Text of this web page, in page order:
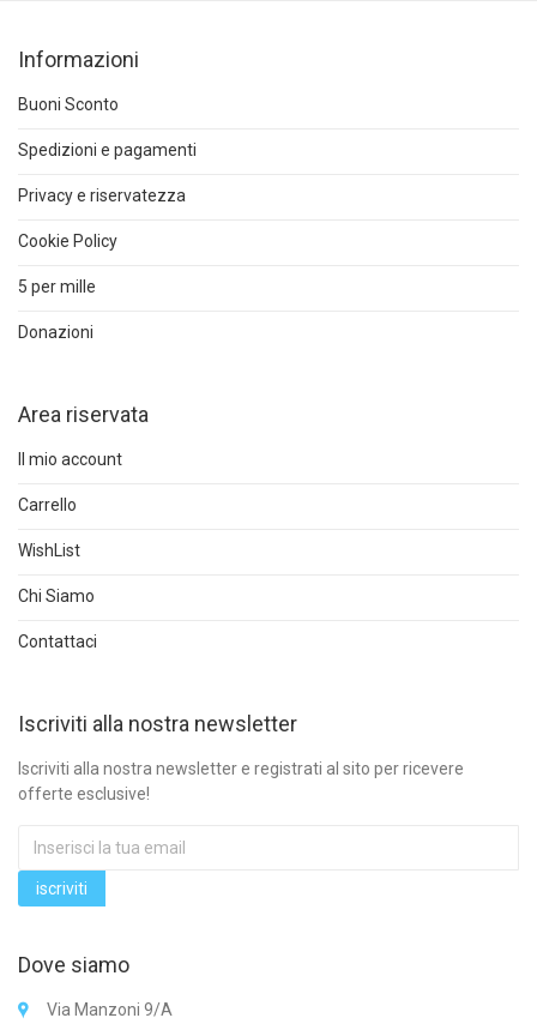
Informazioni
Buoni Sconto
Spedizioni e pagamenti
Privacy e riservatezza
Cookie Policy
5 per mille
Donazioni
Area riservata
Il mio account
Carrello
WishList
Chi Siamo
Contattaci
Iscriviti alla nostra newsletter
Iscriviti alla nostra newsletter e registrati al sito per ricevere
offerte esclusive!
Dove siamo
Via Manzoni 9/A